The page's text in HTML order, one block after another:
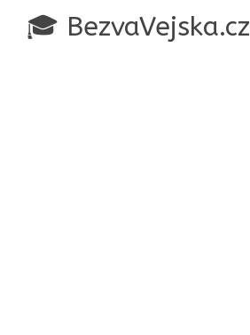
Přeskočit🎓 BezvaVejska.cz